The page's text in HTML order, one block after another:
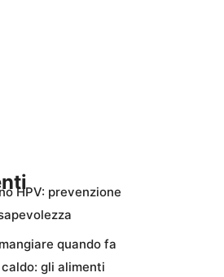
HPV: prevenzione
quando fa
gli alimenti